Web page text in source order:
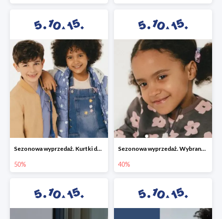
Sezonowa wyprzedaż. Kurtki do -50%
50%
Sezonowa wyprzedaż. Wybrane modele do -40%
40%